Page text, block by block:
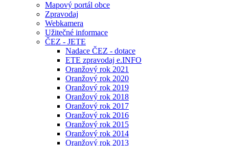
Mapový portál obce
Zpravodaj
Webkamera
Užitečné informace
ČEZ - JETE
Nadace ČEZ - dotace
ETE zpravodaj e.INFO
Oranžový rok 2021
Oranžový rok 2020
Oranžový rok 2019
Oranžový rok 2018
Oranžový rok 2017
Oranžový rok 2016
Oranžový rok 2015
Oranžový rok 2014
Oranžový rok 2013